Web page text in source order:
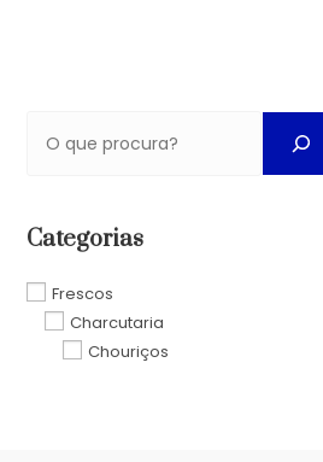
Categorias
Frescos
Charcutaria
Chouriços